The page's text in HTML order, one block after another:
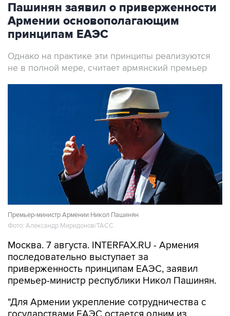
Пашинян заявил о приверженности
Армении основополагающим
принципам ЕАЭС
Однако на практике эти принципы реализуются
не в полной мере, считает армянский премьер
Премьер-министр Армении Никол Пашинян
Фото: Александр Миридонов/ТАСС
Москва. 7 августа. INTERFAX.RU - Армения
последовательно выступает за
приверженность принципам ЕАЭС, заявил
премьер-министр республики Никол Пашинян.
"Для Армении укрепление сотрудничества с